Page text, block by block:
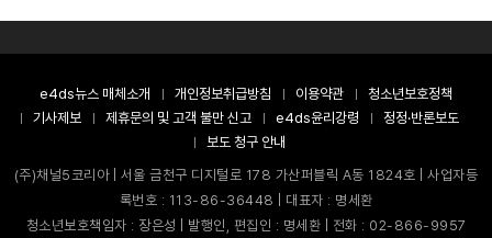
e4ds뉴스 매체소개 개인정보취급방침 이용약관
청소년보호정책
기사제보
제휴문의 및 고객 불만 신고 e4ds윤리강령
정정·반론보도
보도 청구 안내
(주)채널5코리아 | 서울 금천구 디지털로 178 가산퍼블릭 A동 1824호 | 사업자등
록번호 : 113-86-36448 | 대표자 : 명세환
청소년보호책임자 : 장은성 | 발행인, 편집인 : 명세환 | 전화 : 02-866-9957